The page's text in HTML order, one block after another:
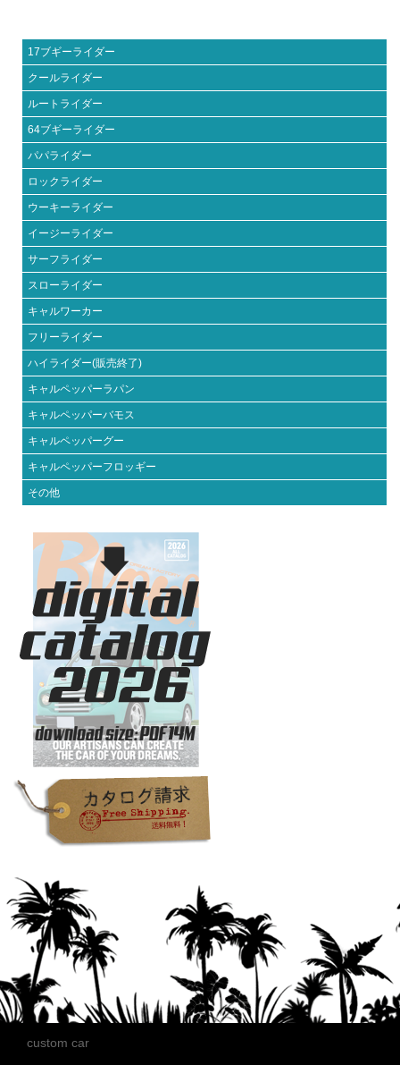
17ブギーライダー
クールライダー
ルートライダー
64ブギーライダー
パパライダー
ロックライダー
ウーキーライダー
イージーライダー
サーフライダー
スローライダー
キャルワーカー
フリーライダー
ハイライダー(販売終了)
キャルペッパーラパン
キャルペッパーバモス
キャルペッパーグー
キャルペッパーフロッギー
その他
custom car